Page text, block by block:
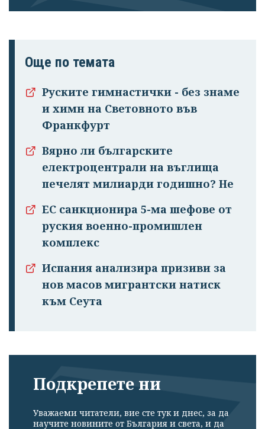
Още по темата
Руските гимнастички - без знаме
и химн на Световното във
Франкфурт
Вярно ли българските
електроцентрали на въглища
печелят милиарди годишно? Не
ЕС санкционира 5-ма шефове от
руския военно-промишлен
комплекс
Испания анализира призиви за
нов масов мигрантски натиск
към Сеута
Подкрепете ни
Уважаеми читатели, вие сте тук и днес, за да
научите новините от България и света, и да